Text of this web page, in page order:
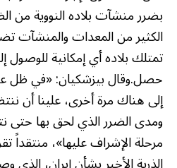
بضرر منشآت بلاده النووية من
الكثير من المعدات والمنشآت
تمتلك بلاده أي إمكانية للوصول
حصل.وقال بيزشكيان: «في ظل
إلى هناك مرة أخرى، علينا أن
ومدى الضرر الذي لحق بها حتى
مرحلة الإشراف عليها»، منتقداً